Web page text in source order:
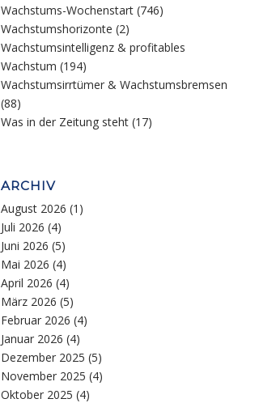
Wachstums-Wochenstart (746)
Wachstumshorizonte (2)
Wachstumsintelligenz & profitables
Wachstum (194)
Wachstumsirrtümer & Wachstumsbremsen
(88)
Was in der Zeitung steht (17)
ARCHIV
August 2026 (1)
Juli 2026 (4)
Juni 2026 (5)
Mai 2026 (4)
April 2026 (4)
März 2026 (5)
Februar 2026 (4)
Januar 2026 (4)
Dezember 2025 (5)
November 2025 (4)
Oktober 2025 (4)